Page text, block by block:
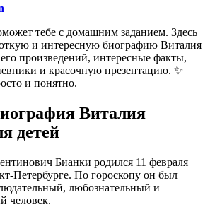
тебе с домашним заданием. Здесь
и интересную биографию Виталия
произведений, интересные факты,
и красочную презентацию. ✨
и понятно.
Виталия
детей
Бианки родился 11 февраля
Петербурге. По гороскопу он был
любознательный и
человек.